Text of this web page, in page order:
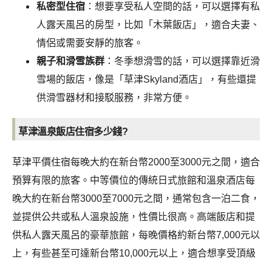
私密型住宿 ：想要享受私人空間的話，可以選擇有私
人露天風呂的房型，比如「木葉飯店」，適合夫妻、
情侶或需要安靜的旅客。
親子和滑雪族群 ：冬季想滑雪的話，可以選擇靠近滑
雪場的飯店，像是「草津Skyland酒店」，有些還提
供滑雪器材和接駁服務，非常方便。
草津溫泉飯店住宿多少錢?
草津平價住宿每晚大約在新台幣2000至3000元之間，適合
預算有限的旅客。中等價位的傳統日式旅館和溫泉酒店每
晚大約在新台幣3000至7000元之間，通常包含一泊二食，
並提供公共或私人溫泉設施，性價比很高。高端飯店和提
供私人露天風呂的豪華旅館，每晚價格約新台幣7,000元以
上，有些甚至可達新台幣10,000元以上，適合想享受頂級